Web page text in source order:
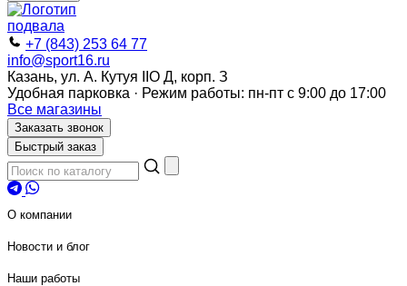
+7 (843) 253 64 77
info@sport16.ru
Казань, ул. А. Кутуя IIO Д, корп. З
Удобная парковка · Режим работы: пн-пт с 9:00 до 17:00
Все магазины
Заказать звонок
Быстрый заказ
О компании
Новости и блог
Наши работы